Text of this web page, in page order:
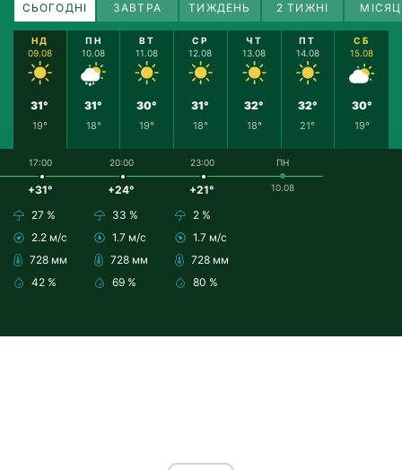
СЬОГОДНІ ЗАВТРА ТИЖДЕНЬ 2 ТИЖНІ
НД
09.08
31°
19°
ПН
10.08
31°
18°
ВТ
11.08
30°
19°
СР
12.08
31°
18°
ЧТ
13.08
32°
18°
ПТ
14.08
32°
21°
СБ
15.08
30°
19°
17:00
+31°
27 %
2.2 м/с
728 мм
42 %
20:00
+24°
33 %
1.7 м/с
728 мм
69 %
23:00
+21°
2 %
1.7 м/с
728 мм
80 %
ПН
10.08